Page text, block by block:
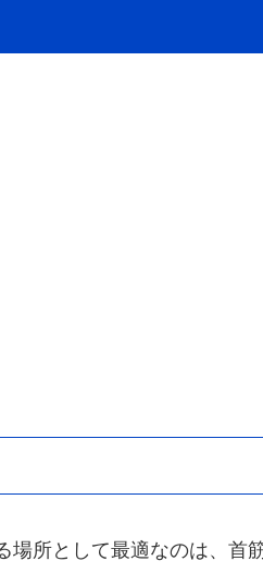
所として最適なのは、首